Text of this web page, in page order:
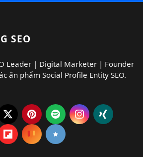
SEO
Leader | Digital Marketer | Founder
ấn phẩm Social Profile Entity SEO.